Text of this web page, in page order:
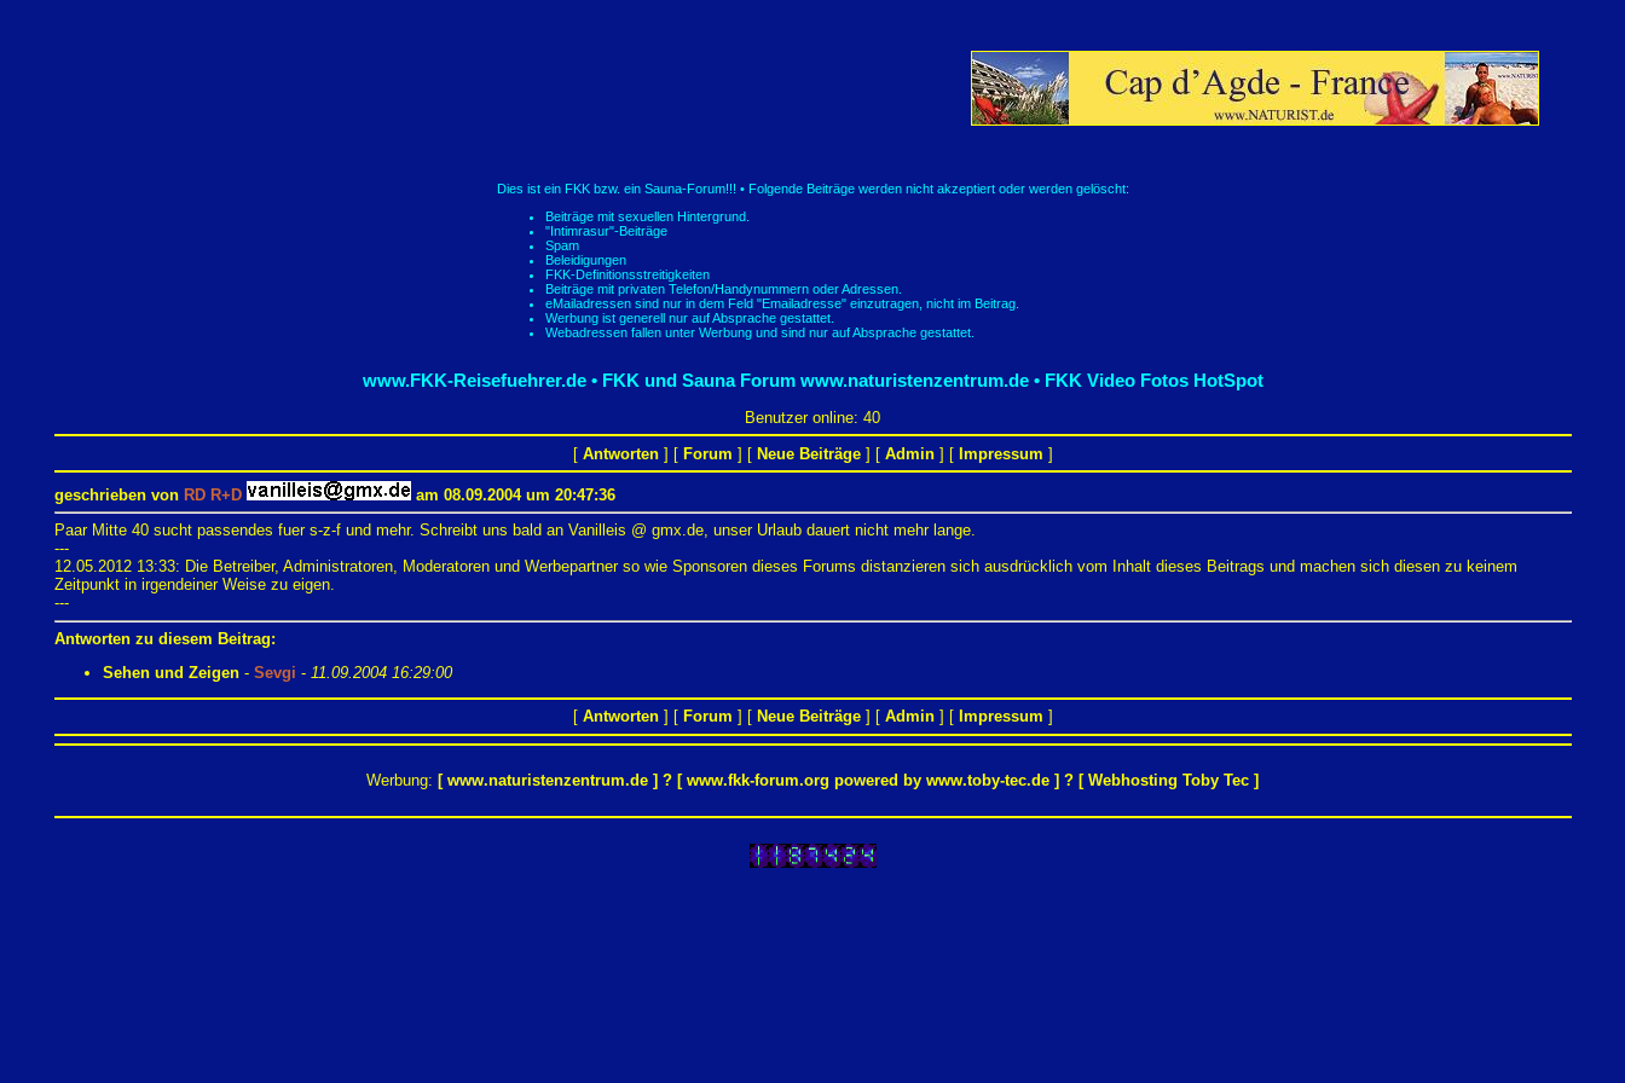
Dies ist ein FKK bzw. ein Sauna-Forum!!! • Folgende Beiträge werden nicht akzeptiert oder werden gelöscht:
Beiträge mit sexuellen Hintergrund.
"Intimrasur"-Beiträge
Spam
Beleidigungen
FKK-Definitionsstreitigkeiten
Beiträge mit privaten Telefon/Handynummern oder Adressen.
eMailadressen sind nur in dem Feld "Emailadresse" einzutragen, nicht im Beitrag.
Werbung ist generell nur auf Absprache gestattet.
Webadressen fallen unter Werbung und sind nur auf Absprache gestattet.
www.FKK-Reisefuehrer.de • FKK und Sauna Forum www.naturistenzentrum.de • FKK Video Fotos HotSpot
Benutzer online: 40
[ Antworten] [ Forum ] [ Neue Beiträge] [ Admin] [ Impressum ]
geschrieben von RD R+D
am 08.09.2004 um 20:47:36
Paar Mitte 40 sucht passendes fuer s-z-f und mehr. Schreibt uns bald an Vanilleis @ gmx.de, unser Urlaub dauert nicht mehr lange.
---
12.05.2012 13:33: Die Betreiber, Administratoren, Moderatoren und Werbepartner so wie Sponsoren dieses Forums distanzieren sich ausdrücklich vom Inhalt dieses Beitrags und machen sich diesen zu keinem
Zeitpunkt in irgendeiner Weise zu eigen.
---
Antworten zu diesem Beitrag:
Sehen und Zeigen- Sevgi - 11.09.2004 16:29:00
[ Antworten] [ Forum ] [ Neue Beiträge] [ Admin] [ Impressum ]
Werbung: [ www.naturistenzentrum.de ] ? [ www.fkk-forum.org powered by www.toby-tec.de ] ? [ Webhosting Toby Tec ]